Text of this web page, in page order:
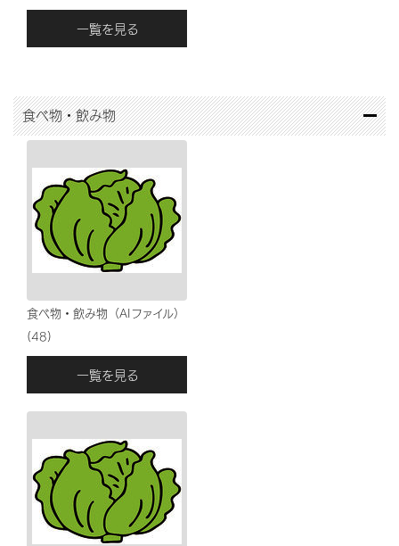
一覧を見る
食べ物・飲み物
食べ物・飲み物（AIファイル）
(48)
一覧を見る